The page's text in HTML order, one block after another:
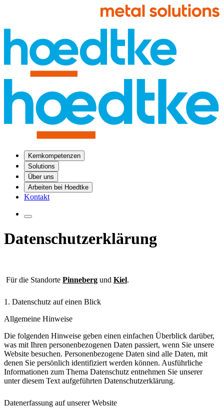
Kernkompetenzen
Solutions
Über uns
Arbeiten bei Hoedtke
Kontakt
Menü öffnen
Datenschutzerklärung
Für die Standorte Pinneberg und Kiel.
1. Datenschutz auf einen Blick
Allgemeine Hinweise
Die folgenden Hinweise geben einen einfachen Überblick darüber,
was mit Ihren personenbezogenen Daten passiert, wenn Sie unsere
Website besuchen. Personenbezogene Daten sind alle Daten, mit
denen Sie persönlich identifiziert werden können. Ausführliche
Informationen zum Thema Datenschutz entnehmen Sie unserer
unter diesem Text aufgeführten Datenschutzerklärung.
Datenerfassung auf unserer Website